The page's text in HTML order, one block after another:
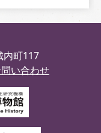
内町117
い合わせ